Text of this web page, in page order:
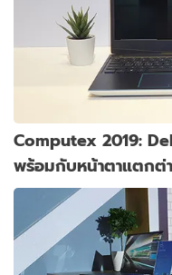
Computex 2019:
พร้อมกับหน้าตาแตก